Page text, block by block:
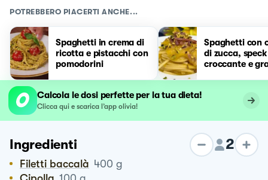
POTREBBERO PIACERTI ANCHE...
Spaghetti in crema di
ricotta e pistacchi con
pomodorini
Spaghetti con
di zucca, speck
croccante e
Calcola le dosi perfette per la tua dieta!
Clicca qui e scarica l’app olivia!
Ingredienti 2
Filetti baccalà 400 g